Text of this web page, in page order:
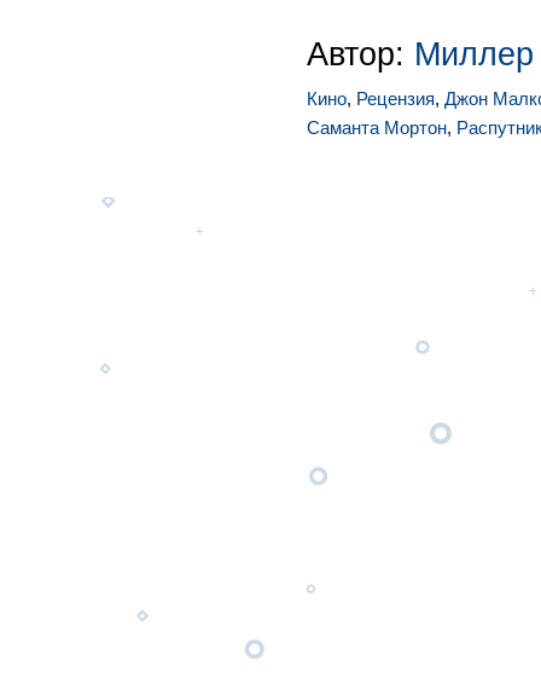
Автор: Миллер
Кино, Рецензия, Джон
Саманта Мортон,